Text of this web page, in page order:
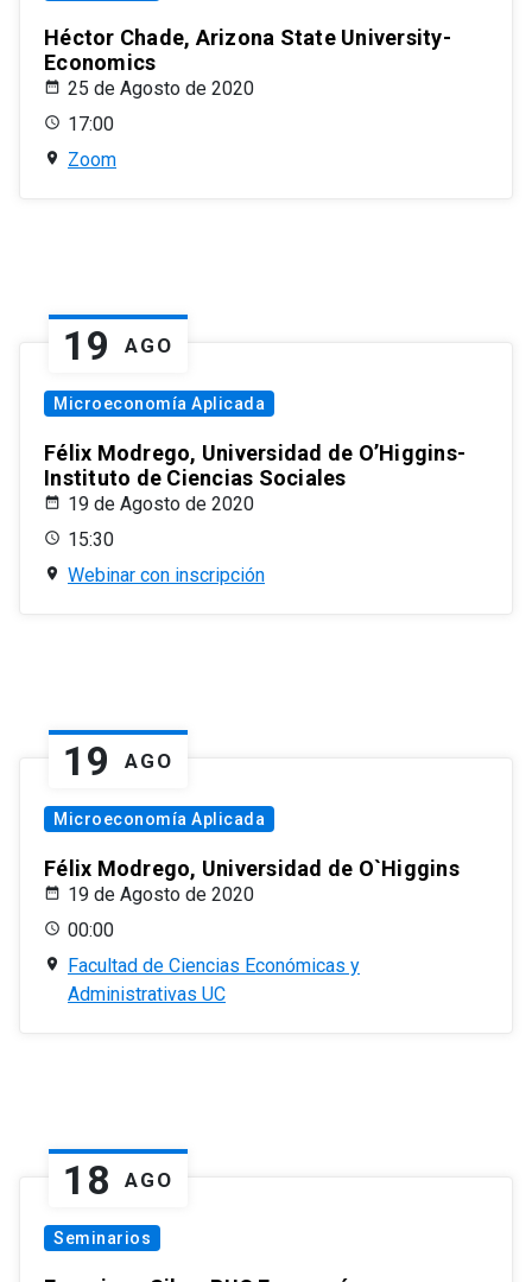
Héctor Chade, Arizona State University-
Economics
25 de Agosto de 2020
17:00
Zoom
19 AGO
Microeconomía Aplicada
Félix Modrego, Universidad de O’Higgins-
Instituto de Ciencias Sociales
19 de Agosto de 2020
15:30
Webinar con inscripción
19 AGO
Microeconomía Aplicada
Félix Modrego, Universidad de O`Higgins
19 de Agosto de 2020
00:00
Facultad de Ciencias Económicas y
Administrativas UC
18 AGO
Seminarios